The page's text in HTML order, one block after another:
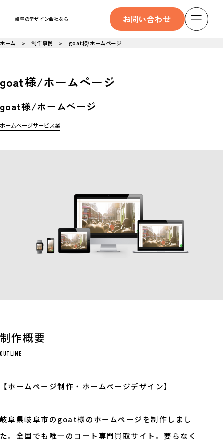
岐阜のデザイン会社なら お問い合わせ
ホーム 制作事例 goat様/ホームページ
goat様/ホームページ
goat様/ホームページ
ホームページサービス業
制作概要
OUTLINE
【ホームページ制作・ホームページデザイン】
岐阜県岐阜市のgoat様のホームページを制作しまし
た。全国でも唯一のコート専門買取サイト。要らなく